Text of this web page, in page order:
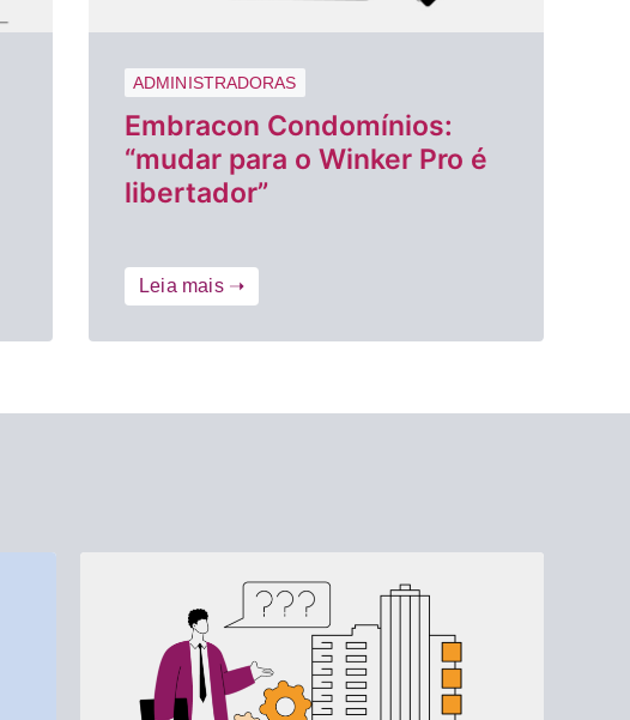
ADMINISTRADORAS
Embracon Condomínios:
“mudar para o Winker Pro é
libertador”
Leia mais ➝